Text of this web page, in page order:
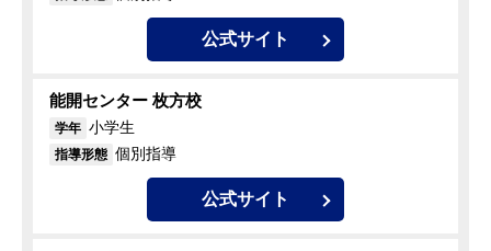
公式サイト
能開センター 枚方校
学年 小学生
指導形態 個別指導
公式サイト